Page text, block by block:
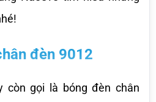
đèn 9012
còn gọi là bóng đèn chân